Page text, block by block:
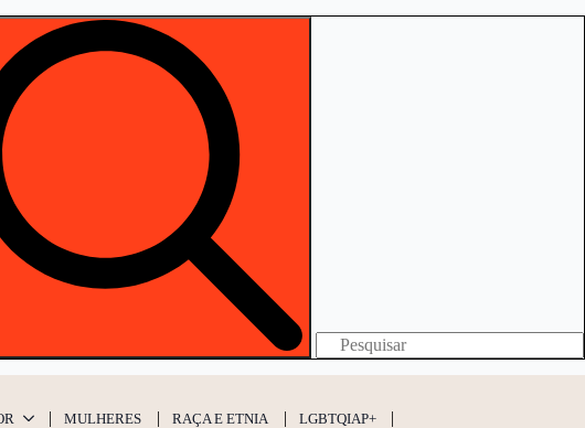
MULHERES RAÇA E ETNIA LGBTQIAP+